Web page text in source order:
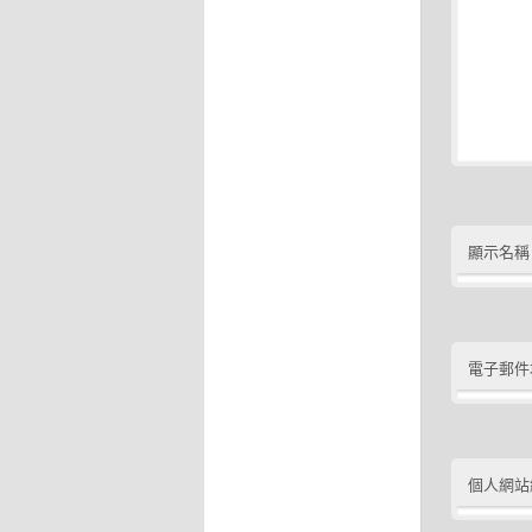
顯示名稱
電子郵
個人網